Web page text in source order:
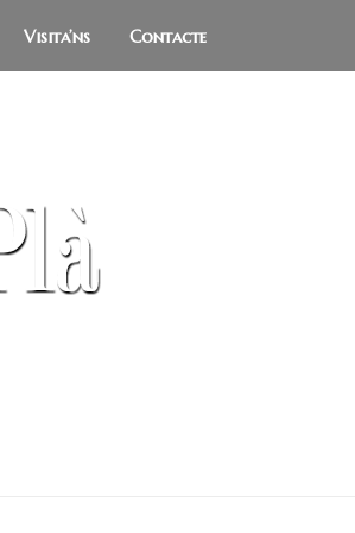
Visita’ns Contacte